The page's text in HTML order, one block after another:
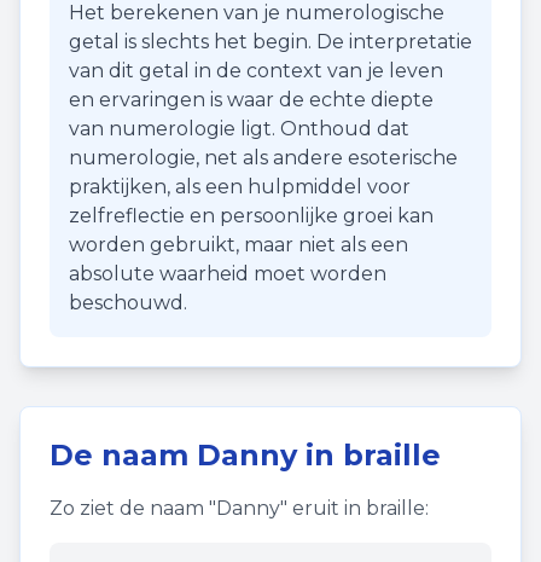
Het berekenen van je numerologische
getal is slechts het begin. De interpretatie
van dit getal in de context van je leven
en ervaringen is waar de echte diepte
van numerologie ligt. Onthoud dat
numerologie, net als andere esoterische
praktijken, als een hulpmiddel voor
zelfreflectie en persoonlijke groei kan
worden gebruikt, maar niet als een
absolute waarheid moet worden
beschouwd.
De naam Dannyin braille
Zo ziet de naam "Danny" eruit in braille: